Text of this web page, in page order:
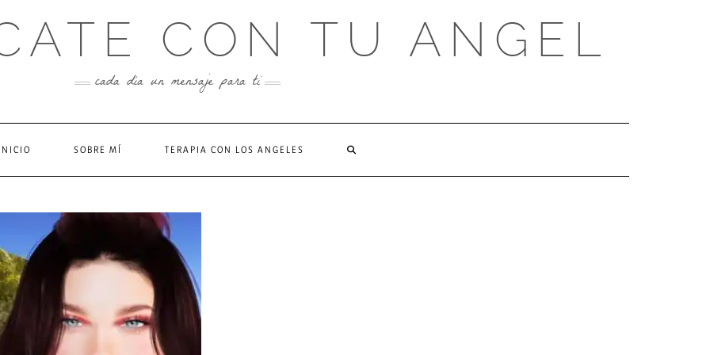
CON TU ANGEL
cada día un mensaje para ti
SOBRE MÍ TERAPIA CON LOS ANGELES